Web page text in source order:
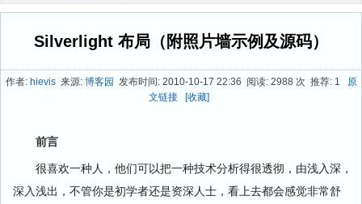
最新文章
Silverlight 布局（附照片墙示例及源码）
作者: hievis来源: 博客园 发布时间: 2010-10-17 22:36 阅读: 2988 次 推荐: 1
原
文链接
[收藏]
前言
很喜欢一种人，他们可以把一种技术分析得很透彻，由浅入深，
深入浅出，不管你是初学者还是资深人士，看上去都会感觉非常舒